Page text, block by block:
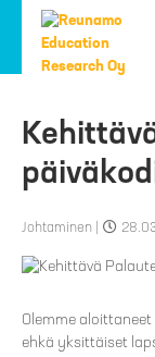
Johtaminen
Olemme
ehkä yksittäiset